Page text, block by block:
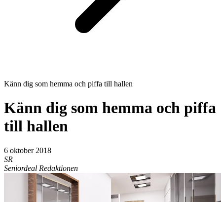
Känn dig som hemma och piffa till hallen
Känn dig som hemma och piffa
till hallen
6 oktober 2018
SR
Seniordeal Redaktionen